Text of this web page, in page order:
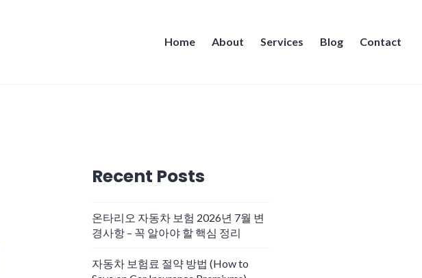
Home About Services Blog Contact
Recent Posts
온타리오 자동차 보험 2026년 7월 변
경사항 – 꼭 알아야 할 핵심 정리
자동차 보험료 절약 방법 (How to